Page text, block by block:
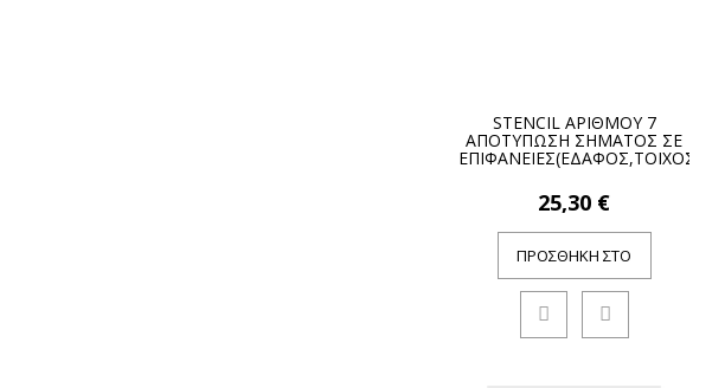
STENCIL ΑΡΙΘΜΟΥ 7
ΑΠΟΤΥΠΩΣΗ ΣΗΜΑΤΟΣ ΣΕ
ΕΠΙΦΑΝΕΙΕΣ(ΕΔΑΦΟΣ,ΤΟΙΧΟΣ)
25,30 €
ΠΡΟΣΘΉΚΗ ΣΤΟ